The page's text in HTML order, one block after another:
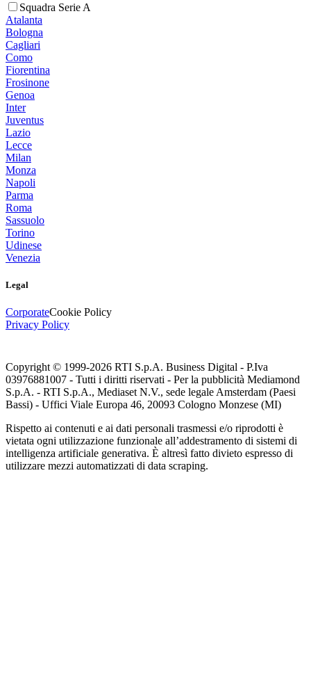
Squadra Serie A
Atalanta
Bologna
Cagliari
Como
Fiorentina
Frosinone
Genoa
Inter
Juventus
Lazio
Lecce
Milan
Monza
Napoli
Parma
Roma
Sassuolo
Torino
Udinese
Venezia
Legal
CorporateCookie Policy
Privacy Policy
Copyright © 1999-2026 RTI S.p.A. Business Digital - P.Iva
03976881007 - Tutti i diritti riservati - Per la pubblicità Mediamond
S.p.A. - RTI S.p.A., Mediaset N.V., sede legale Amsterdam (Paesi
Bassi) - Uffici Viale Europa 46, 20093 Cologno Monzese (MI)
Rispetto ai contenuti e ai dati personali trasmessi e/o riprodotti è
vietata ogni utilizzazione funzionale all’addestramento di sistemi di
intelligenza artificiale generativa. È altresì fatto divieto espresso di
utilizzare mezzi automatizzati di data scraping.